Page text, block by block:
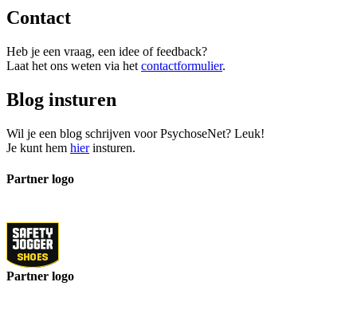
Contact
Heb je een vraag, een idee of feedback?
Laat het ons weten via het contactformulier.
Blog insturen
Wil je een blog schrijven voor PsychoseNet? Leuk!
Je kunt hem hierinsturen.
Partner logo
Partner logo